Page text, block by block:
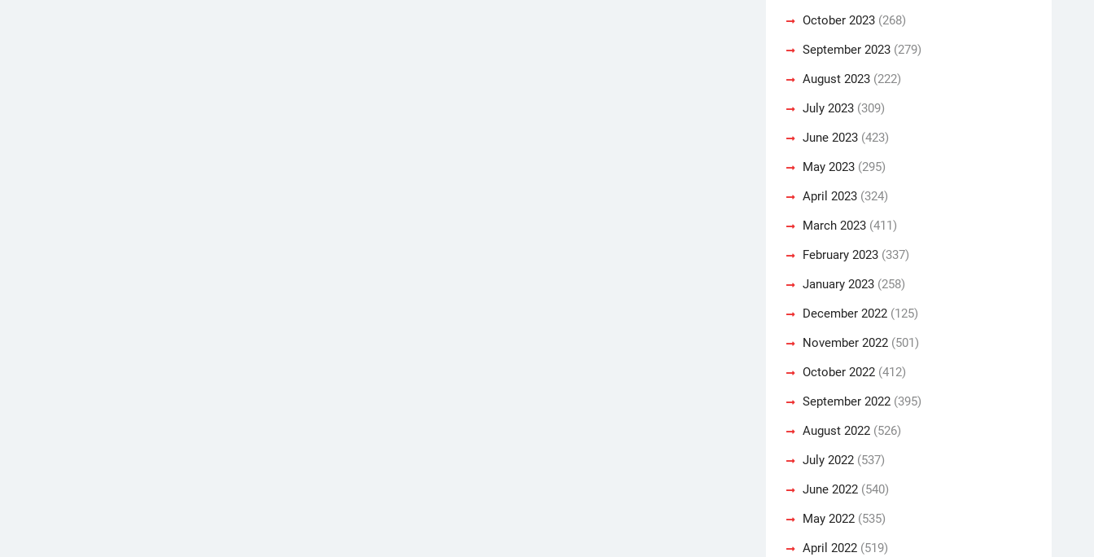
October 2023 (268)
September 2023 (279)
August 2023 (222)
July 2023 (309)
June 2023 (423)
May 2023 (295)
April 2023 (324)
March 2023 (411)
February 2023 (337)
January 2023 (258)
December 2022 (125)
November 2022 (501)
October 2022 (412)
September 2022 (395)
August 2022 (526)
July 2022 (537)
June 2022 (540)
May 2022 (535)
April 2022 (519)